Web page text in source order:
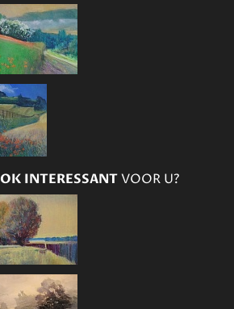
INTERESSANTVOOR U?